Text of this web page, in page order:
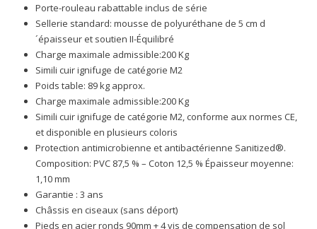
Porte-rouleau rabattable inclus de série
Sellerie standard: mousse de polyuréthane de 5 cm d
´épaisseur et soutien II-Équilibré
Charge maximale admissible:200 Kg
Simili cuir ignifuge de catégorie M2
Poids table: 89 kg approx.
Charge maximale admissible:200 Kg
Simili cuir ignifuge de catégorie M2, conforme aux normes CE,
et disponible en plusieurs coloris
Protection antimicrobienne et antibactérienne Sanitized®.
Composition: PVC 87,5 % – Coton 12,5 % Épaisseur moyenne:
1,10 mm
Garantie : 3 ans
Châssis en ciseaux (sans déport)
Pieds en acier ronds 90mm + 4 vis de compensation de sol